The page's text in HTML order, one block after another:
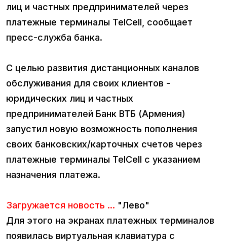
лиц и частных предпринимателей через
платежные терминалы TelCell, сообщает
пресс-служба банка.
С целью развития дистанционных каналов
обслуживания для своих клиентов -
юридических лиц и частных
предпринимателей Банк ВТБ (Армения)
запустил новую возможность пополнения
своих банковских/карточных счетов через
платежные терминалы TelCell с указанием
назначения платежа.
Загружается новость ... "Лево"
Для этого на экранах платежных терминалов
появилась виртуальная клавиатура с